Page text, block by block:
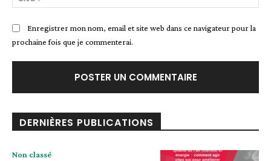
:
Enregistrer mon nom, email et site web dans ce navigateur pour la
prochaine fois que je commenterai.
DERNIÈRES PUBLICATIONS
Non classé